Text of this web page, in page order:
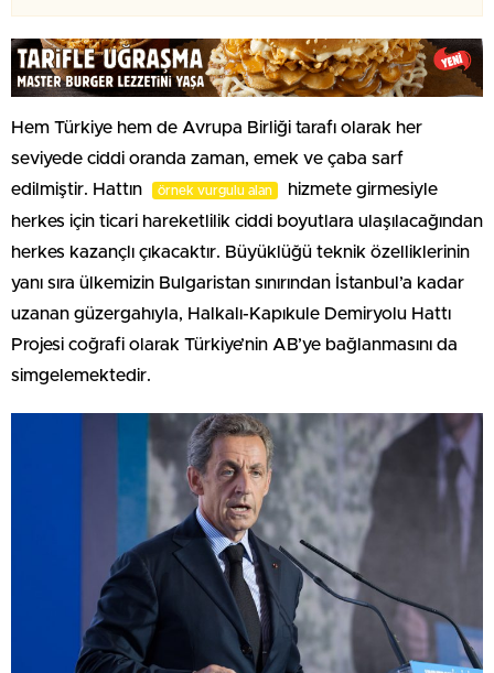
Hem Türkiye hem de Avrupa Birliği tarafı olarak her
seviyede ciddi oranda zaman, emek ve çaba sarf
edilmiştir. Hattın
örnek vurgulu alan
hizmete girmesiyle
herkes için ticari hareketlilik ciddi boyutlara ulaşılacağından
herkes kazançlı çıkacaktır. Büyüklüğü teknik özelliklerinin
yanı sıra ülkemizin Bulgaristan sınırından İstanbul’a kadar
uzanan güzergahıyla, Halkalı-Kapıkule Demiryolu Hattı
Projesi coğrafi olarak Türkiye’nin AB’ye bağlanmasını da
simgelemektedir.